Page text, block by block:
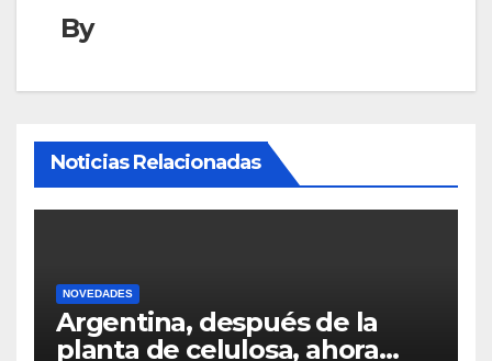
By
Noticias Relacionadas
NOVEDADES
Argentina, después de la
planta de celulosa, ahora